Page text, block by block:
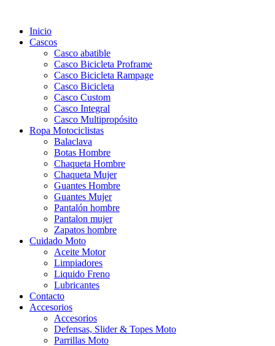
Inicio
Cascos
Casco abatible
Casco Bicicleta Proframe
Casco Bicicleta Rampage
Casco Bicicleta
Casco Custom
Casco Integral
Casco Multipropósito
Ropa Motociclistas
Balaclava
Botas Hombre
Chaqueta Hombre
Chaqueta Mujer
Guantes Hombre
Guantes Mujer
Pantalón hombre
Pantalon mujer
Zapatos hombre
Cuidado Moto
Aceite Motor
Limpiadores
Liquido Freno
Lubricantes
Contacto
Accesorios
Accesorios
Defensas, Slider & Topes Moto
Parrillas Moto